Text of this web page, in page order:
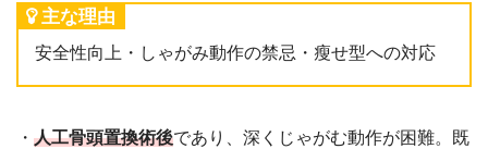
主な理由
安全性向上・しゃがみ動作の禁忌・瘦せ型への対応
・ 人工骨頭置換術後であり、深くじゃがむ動作が困難。既